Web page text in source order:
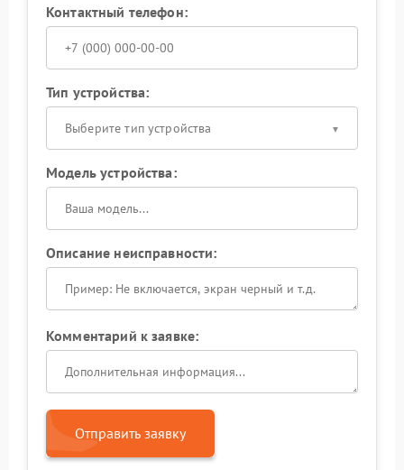
Контактный телефон:
Тип устройства:
Выберите тип устройства
Модель устройства:
Описание неисправности:
Комментарий к заявке:
Отправить заявку